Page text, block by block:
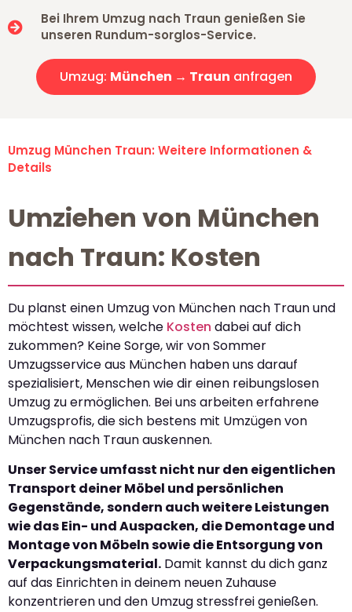
Bei Ihrem Umzug nach Traun genießen Sie
unseren Rundum-sorglos-Service.
Umzug: München → Traun anfragen
Umzug München Traun: Weitere Informationen &
Details
Umziehen von München
nach Traun: Kosten
Du planst einen Umzug von München nach Traun und
möchtest wissen, welche Kosten dabei auf dich
zukommen? Keine Sorge, wir von Sommer
Umzugsservice aus München haben uns darauf
spezialisiert, Menschen wie dir einen reibungslosen
Umzug zu ermöglichen. Bei uns arbeiten erfahrene
Umzugsprofis, die sich bestens mit Umzügen von
München nach Traun auskennen.
Unser Service umfasst nicht nur den eigentlichen
Transport deiner Möbel und persönlichen
Gegenstände, sondern auch weitere Leistungen
wie das Ein- und Auspacken, die Demontage und
Montage von Möbeln sowie die Entsorgung von
Verpackungsmaterial. Damit kannst du dich ganz
auf das Einrichten in deinem neuen Zuhause
konzentrieren und den Umzug stressfrei genießen.